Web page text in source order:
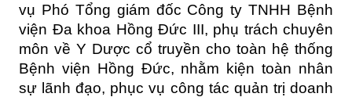
vụ Phó Tổng giám đốc Công ty TNHH Bệnh
viện Đa khoa Hồng Đức III, phụ trách chuyên
môn về Y Dược cổ truyền cho toàn hệ thống
Bệnh viện Hồng Đức, nhằm kiện toàn nhân
sự lãnh đạo, phục vụ công tác quản trị doanh